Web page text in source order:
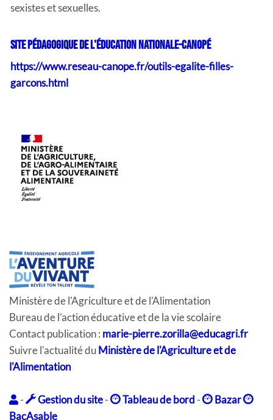
sexistes et sexuelles.
Site pédagogique de l'éducation nationale-Canopé
https://www.reseau-canope.fr/outils-egalite-filles-
garcons.html
Ministère de l'Agriculture et de l'Alimentation
Bureau de l'action éducative et de la vie scolaire
Contact publication : marie-pierre.zorilla@educagri.fr
Suivre l'actualité duMinistère de l'Agriculture et de
l'Alimentation
- Gestion du site- Tableau de bord-
Bazar
BacAsable